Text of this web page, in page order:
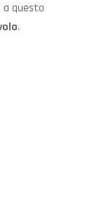
a questo
.